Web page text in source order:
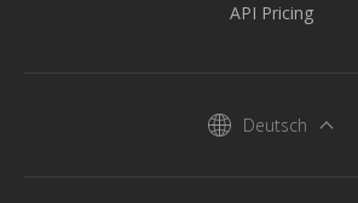
API Pricing
Deutsch